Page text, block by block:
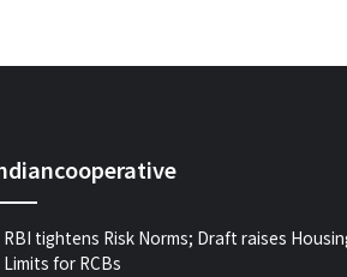
RBI tightens Risk Norms; Draft raises
Limits for RCBs